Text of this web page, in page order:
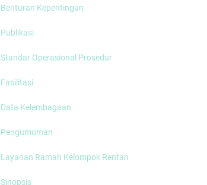
Benturan Kepentingan
Publikasi
Standar Operasional Prosedur
Fasilitasi
Data Kelembagaan
Pengumuman
Layanan Ramah Kelompok Rentan
Sinopsis